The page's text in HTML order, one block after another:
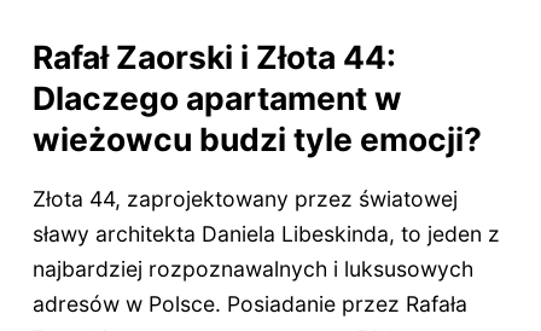
Rafał Zaorski i Złota 44:
Dlaczego apartament w
wieżowcu budzi tyle emocji?
Złota 44, zaprojektowany przez światowej
sławy architekta Daniela Libeskinda, to jeden z
najbardziej rozpoznawalnych i luksusowych
adresów w Polsce. Posiadanie przez Rafała